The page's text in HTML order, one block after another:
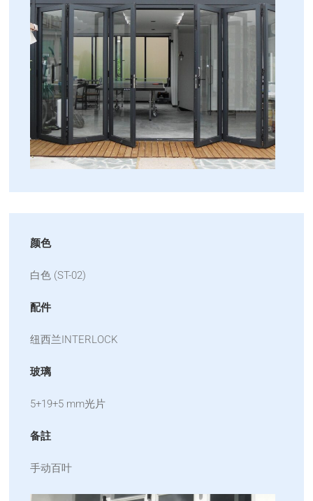
颜色
白色 (ST-02)
配件
纽西兰INTERLOCK
玻璃
5+19+5 mm光片
备註
手动百叶